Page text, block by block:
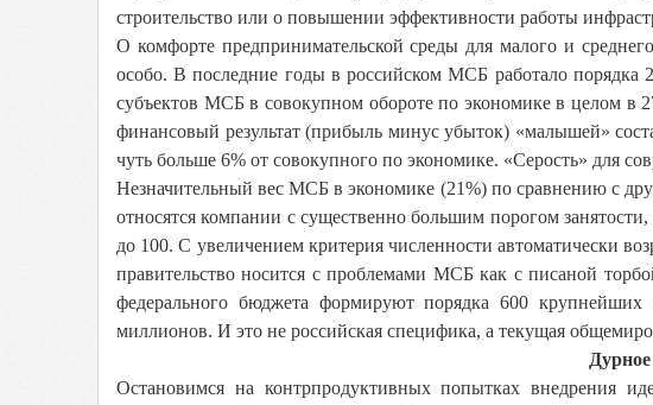
строительство или о повышении эффективности работы
О комфорте предпринимательской среды для малого и
особо. В последние годы в российском МСБ работало порядка
субъектов МСБ в совокупном обороте по экономике в целом в
финансовый результат (прибыль минус убыток) «малышей»
чуть больше 6% от совокупного по экономике. «Серость» для
Незначительный вес МСБ в экономике (21%) по сравнению с
относятся компании с существенно большим порогом
до 100. С увеличением критерия численности автоматически
правительство носится с проблемами МСБ как с писаной
федерального бюджета формируют порядка 600
миллионов. И это не российская специфика, а текущая
Дурное
Остановимся на контрпродуктивных попытках внедрения